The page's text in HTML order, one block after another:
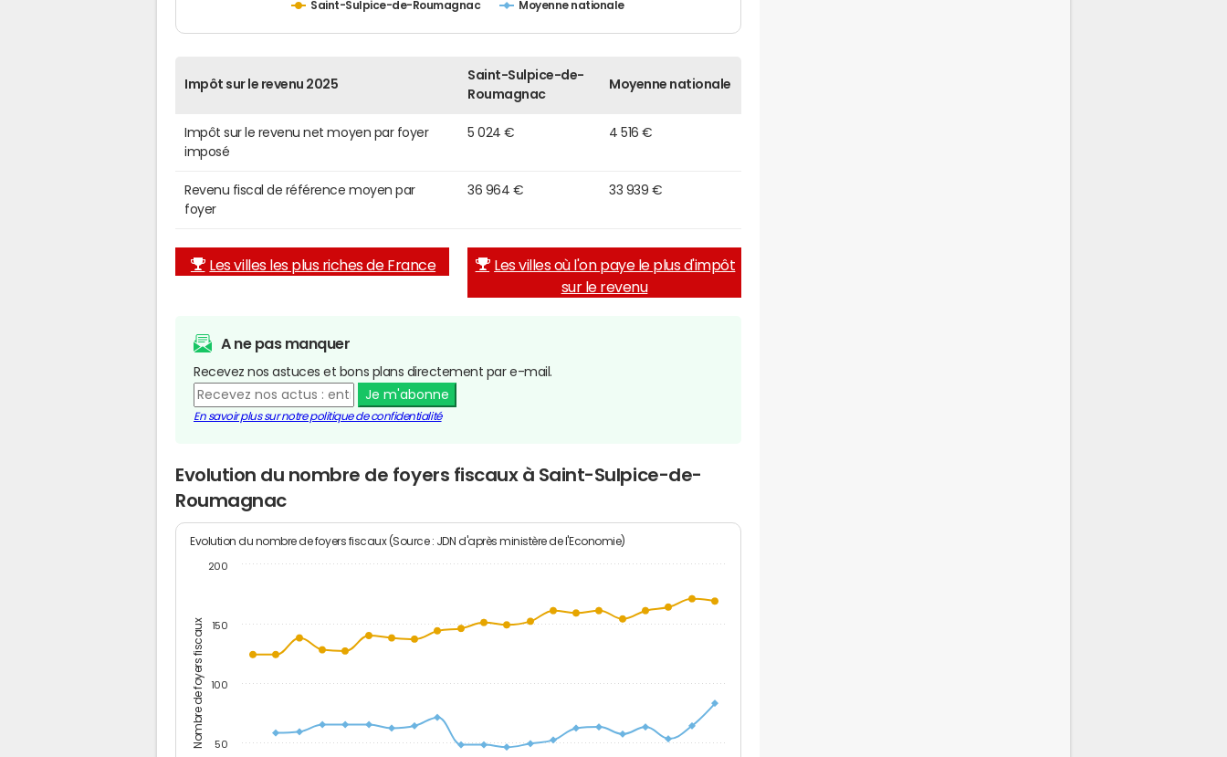
Saint-Sulpice-de-Roumagnac Moyenne nationale
Impôt sur le revenu 2025
Saint-Sulpice-de-
Roumagnac
Moyenne nationale
Impôt sur le revenu net moyen par foyer
imposé
5 024 € 4 516 €
Revenu fiscal de référence moyen par
foyer
36 964 € 33 939 €
Les villes les plus riches de France
Les villes où l'on paye le plus d'impôt
sur le revenu
A ne pas manquer
Recevez nos astuces et bons plans directement par e-mail.
Je m'abonne
En savoir plus sur notre politique de confidentialité
Evolution du nombre de foyers fiscaux à Saint-Sulpice-de-
Roumagnac
Nombre de foyers fiscaux
Evolution du nombre de foyers fiscaux (Source : JDN d'après ministère de l'Economie)
50
100
150
200